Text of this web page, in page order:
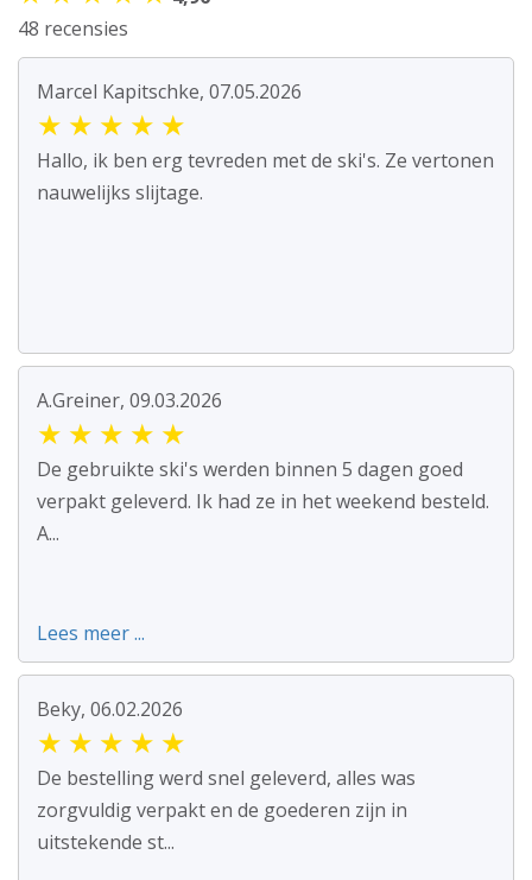
48 recensies
Marcel Kapitschke, 07.05.2026
★ ★ ★ ★ ★
Hallo, ik ben erg tevreden met de ski's. Ze vertonen
nauwelijks slijtage.
A.Greiner, 09.03.2026
★ ★ ★ ★ ★
De gebruikte ski's werden binnen 5 dagen goed
verpakt geleverd. Ik had ze in het weekend besteld.
A...
Lees meer ...
Beky, 06.02.2026
★ ★ ★ ★ ★
De bestelling werd snel geleverd, alles was
zorgvuldig verpakt en de goederen zijn in
uitstekende st...